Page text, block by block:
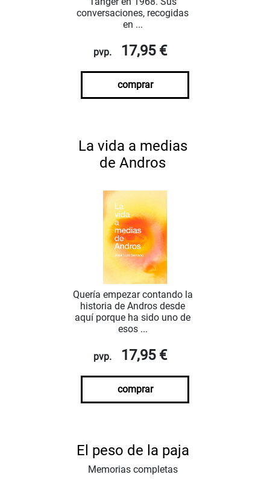
conversaciones, recogidas
en ...
pvp. 17,95 €
comprar
La vida a medias
de Andros
Quería empezar contando la
historia de Andros desde
aquí porque ha sido uno de
esos ...
pvp. 17,95 €
comprar
El peso de la paja
Memorias completas